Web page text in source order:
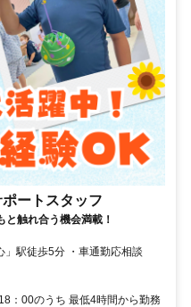
ートスタッフ
触れ合う機会満載！
駅徒歩5分 ・車通勤応相談
：00のうち 最低4時間から勤務